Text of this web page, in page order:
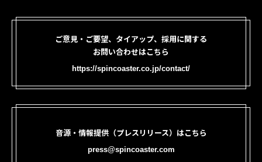
ご意見・ご要望、タイアップ、採用に関する
お問い合わせはこちら
https://spincoaster.co.jp/contact/
音源・情報提供（プレスリリース）はこちら
press@spincoaster.com